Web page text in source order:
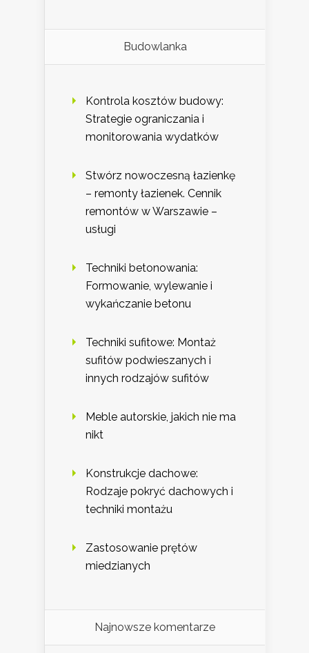
Budowlanka
Kontrola kosztów budowy:
Strategie ograniczania i
monitorowania wydatków
Stwórz nowoczesną łazienkę
– remonty łazienek. Cennik
remontów w Warszawie –
usługi
Techniki betonowania:
Formowanie, wylewanie i
wykańczanie betonu
Techniki sufitowe: Montaż
sufitów podwieszanych i
innych rodzajów sufitów
Meble autorskie, jakich nie ma
nikt
Konstrukcje dachowe:
Rodzaje pokryć dachowych i
techniki montażu
Zastosowanie prętów
miedzianych
Najnowsze komentarze